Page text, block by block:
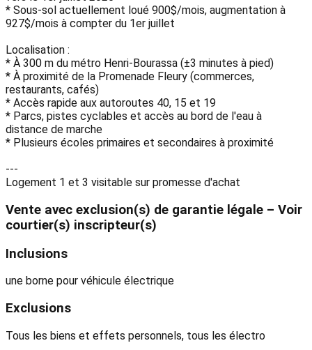
* Sous-sol actuellement loué 900$/mois, augmentation à
927$/mois à compter du 1er juillet
Localisation :
* À 300 m du métro Henri-Bourassa (±3 minutes à pied)
* À proximité de la Promenade Fleury (commerces,
restaurants, cafés)
* Accès rapide aux autoroutes 40, 15 et 19
* Parcs, pistes cyclables et accès au bord de l'eau à
distance de marche
* Plusieurs écoles primaires et secondaires à proximité
---
Logement 1 et 3 visitable sur promesse d'achat
Vente avec exclusion(s) de garantie légale – Voir
courtier(s) inscripteur(s)
Inclusions
une borne pour véhicule électrique
Exclusions
Tous les biens et effets personnels, tous les électro